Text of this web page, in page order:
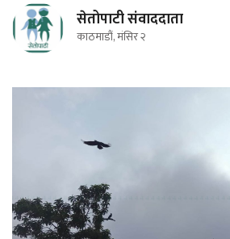
सेतोपाटी संवाददाता
काठमाडौं, मंसिर २